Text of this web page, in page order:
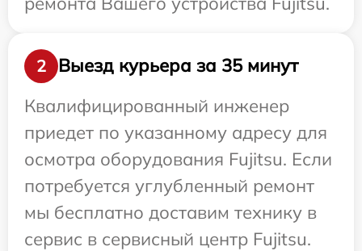
2
Выезд курьера за 35 минут
Квалифицированный инженер
приедет по указанному адресу для
осмотра оборудования Fujitsu. Если
потребуется углубленный ремонт
мы бесплатно доставим технику в
сервис в сервисный центр Fujitsu.